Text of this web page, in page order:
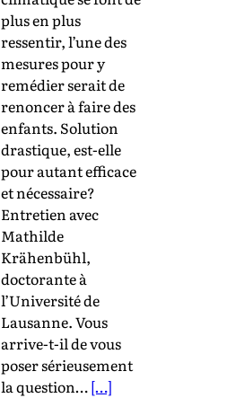
plus en plus
ressentir, l’une des
mesures pour y
remédier serait de
renoncer à faire des
enfants. Solution
drastique, est-elle
pour autant efficace
et nécessaire?
Entretien avec
Mathilde
Krähenbühl,
doctorante à
l’Université de
Lausanne. Vous
arrive-t-il de vous
poser sérieusement
la question…[…]